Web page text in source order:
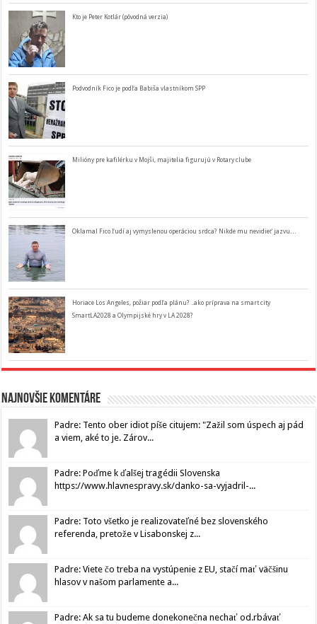
Kto je Peter Kotlár (pôvodná verzia)
Podvodník Fico je podľa Babiša vlastníkom SPP
Milióny pre kafilérku v Mojši, majitelia figurujú v Rotary clube
Oklamal Fico ľudí aj vymyslenou operáciou srdca? Nikde mu nevidieť jazvu…
Horiace Los Angeles, požiar podľa plánu? ..ako príprava na smart city
SmartLA2028 a Olympijské hry v LA 2028?
Najnovšie komentáre
Padre: Tento ober idiot píše citujem: "Zažil som úspech aj pád
a viem, aké to je. Zárov...
Padre: Poďme k ďalšej tragédii Slovenska
https://www.hlavnespravy.sk/danko-sa-vyjadril-...
Padre: Toto všetko je realizovateľné bez slovenského
referenda, pretože v Lisabonskej z...
Padre: Viete čo treba na vystúpenie z EU, stačí mať väčšinu
hlasov v našom parlamente a...
Padre: Ak sa tu budeme donekonečna nechať od.rbávať